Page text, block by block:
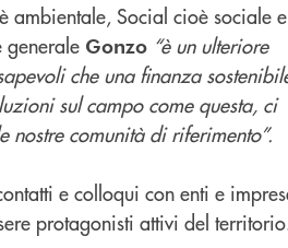
ambientale, Social cioè sociale e
generale Gonzo “è un ulteriore
che una finanza
sul campo come questa, ci
comunità di riferimento”.
e colloqui con enti e
protagonisti attivi del